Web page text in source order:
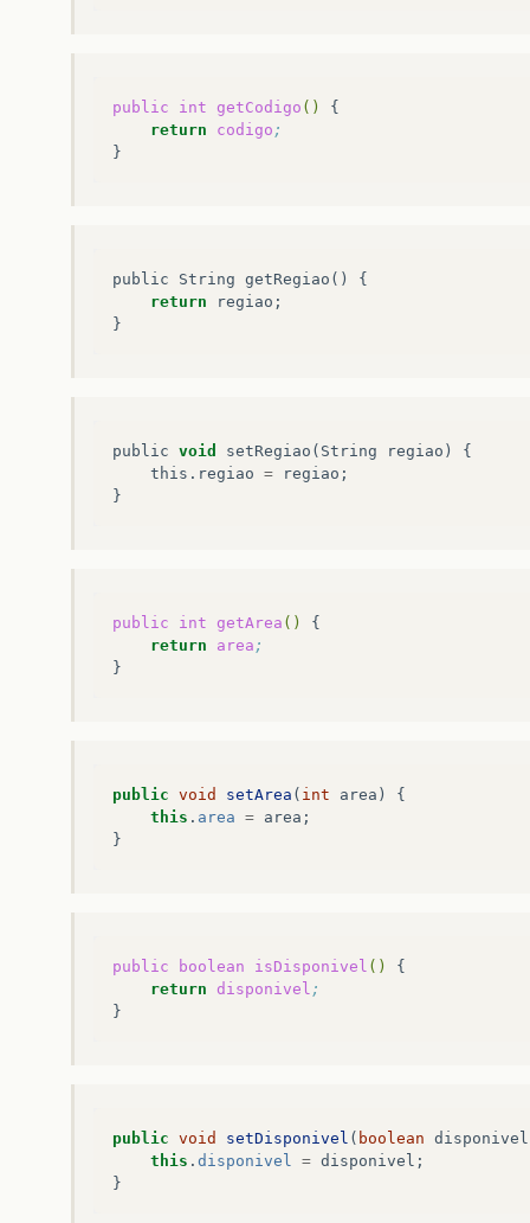
public int getCodigo ()
return
codigo ;
public String getRegiao ()
{
return
regiao ;
}
public void setRegiao ( String regiao )
{
this . regiao = regiao ;
}
public int getArea ()
return
area ;
public void setArea ( int area )
{
this . area = area ;
}
public boolean isDisponivel ()
return disponivel ;
public void setDisponivel ( boolean disponivel
this . disponivel = disponivel ;
}